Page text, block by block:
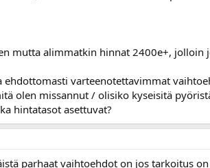
mutta alimmatkin hinnat 2400e+, jolloin
ehdottomasti varteenotettavimmat
olen missannut / olisiko kyseisitä
hintatasot asettuvat?
parhaat vaihtoehdot on jos tarkoitus